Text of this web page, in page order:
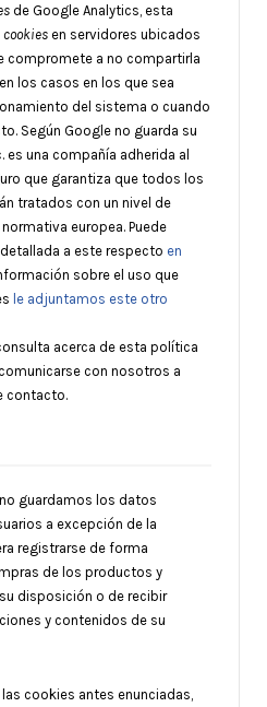
de Google Analytics, esta
cookies en servidores ubicados
compromete a no compartirla
los casos en los que sea
del sistema o cuando
Según Google no guarda su
es una compañía adherida al
que garantiza que todos los
tratados con un nivel de
europea. Puede
a este respecto en
sobre el uso que
le adjuntamos este otro
acerca de esta política
con nosotros a
contacto.
no guardamos los datos
a excepción de la
registrarse de forma
de los productos y
disposición o de recibir
y contenidos de su
cookies antes enunciadas,